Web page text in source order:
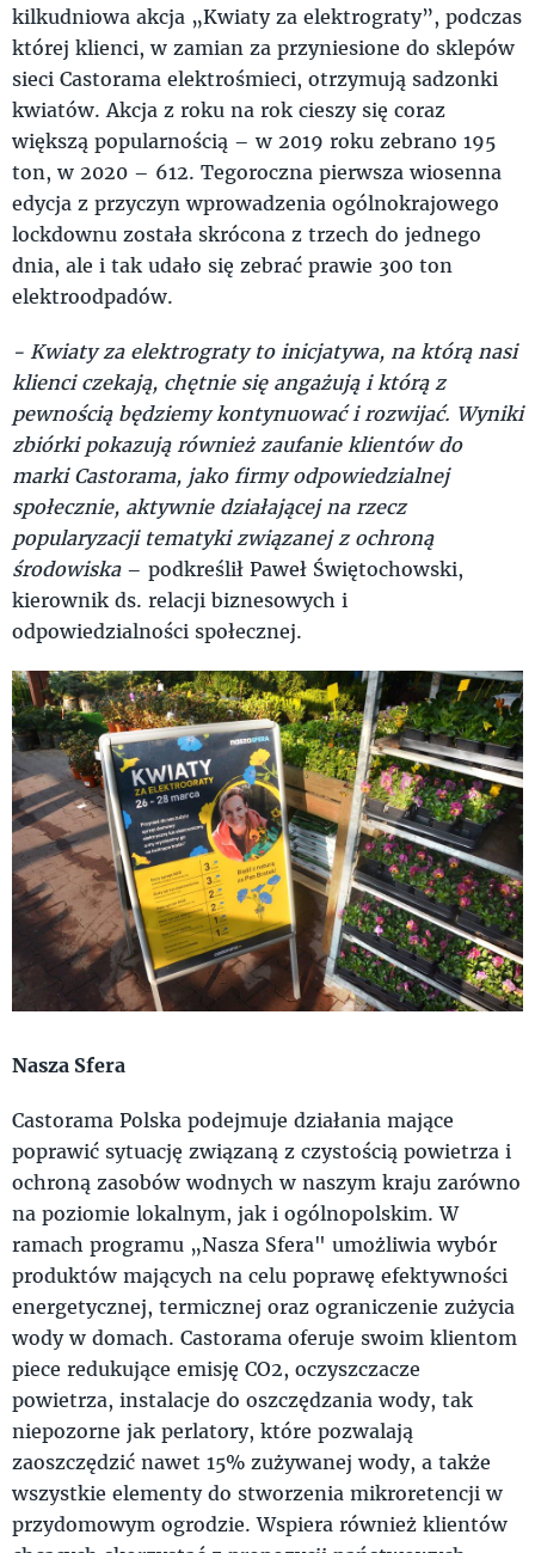
kilkudniowa akcja „Kwiaty za elektrograty”, podczas
której klienci, w zamian za przyniesione do sklepów
sieci Castorama elektrośmieci, otrzymują sadzonki
kwiatów. Akcja z roku na rok cieszy się coraz
większą popularnością – w 2019 roku zebrano 195
ton, w 2020 – 612. Tegoroczna pierwsza wiosenna
edycja z przyczyn wprowadzenia ogólnokrajowego
lockdownu została skrócona z trzech do jednego
dnia, ale i tak udało się zebrać prawie 300 ton
elektroodpadów.
- Kwiaty za elektrograty to inicjatywa, na którą nasi
klienci czekają, chętnie się angażują i którą z
pewnością będziemy kontynuować i rozwijać. Wyniki
zbiórki pokazują również zaufanie klientów do
marki Castorama, jako firmy odpowiedzialnej
społecznie, aktywnie działającej na rzecz
popularyzacji tematyki związanej z ochroną
środowiska– podkreślił Paweł Świętochowski,
kierownik ds. relacji biznesowych i
odpowiedzialności społecznej.
Nasza Sfera
Castorama Polska podejmuje działania mające
poprawić sytuację związaną z czystością powietrza i
ochroną zasobów wodnych w naszym kraju zarówno
na poziomie lokalnym, jak i ogólnopolskim. W
ramach programu „Nasza Sfera" umożliwia wybór
produktów mających na celu poprawę efektywności
energetycznej, termicznej oraz ograniczenie zużycia
wody w domach. Castorama oferuje swoim klientom
piece redukujące emisję CO2, oczyszczacze
powietrza, instalacje do oszczędzania wody, tak
niepozorne jak perlatory, które pozwalają
zaoszczędzić nawet 15% zużywanej wody, a także
wszystkie elementy do stworzenia mikroretencji w
przydomowym ogrodzie. Wspiera również klientów